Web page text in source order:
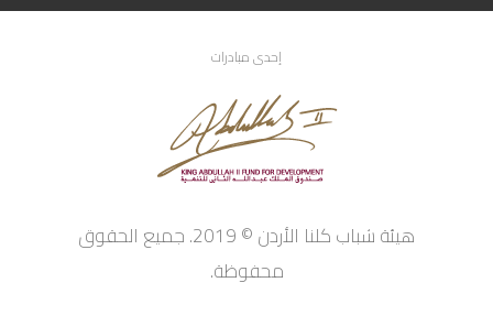
إحدى مبادرات
هيئة شباب كلنا الأردن © 2019. جميع الحقوق
محفوظة.